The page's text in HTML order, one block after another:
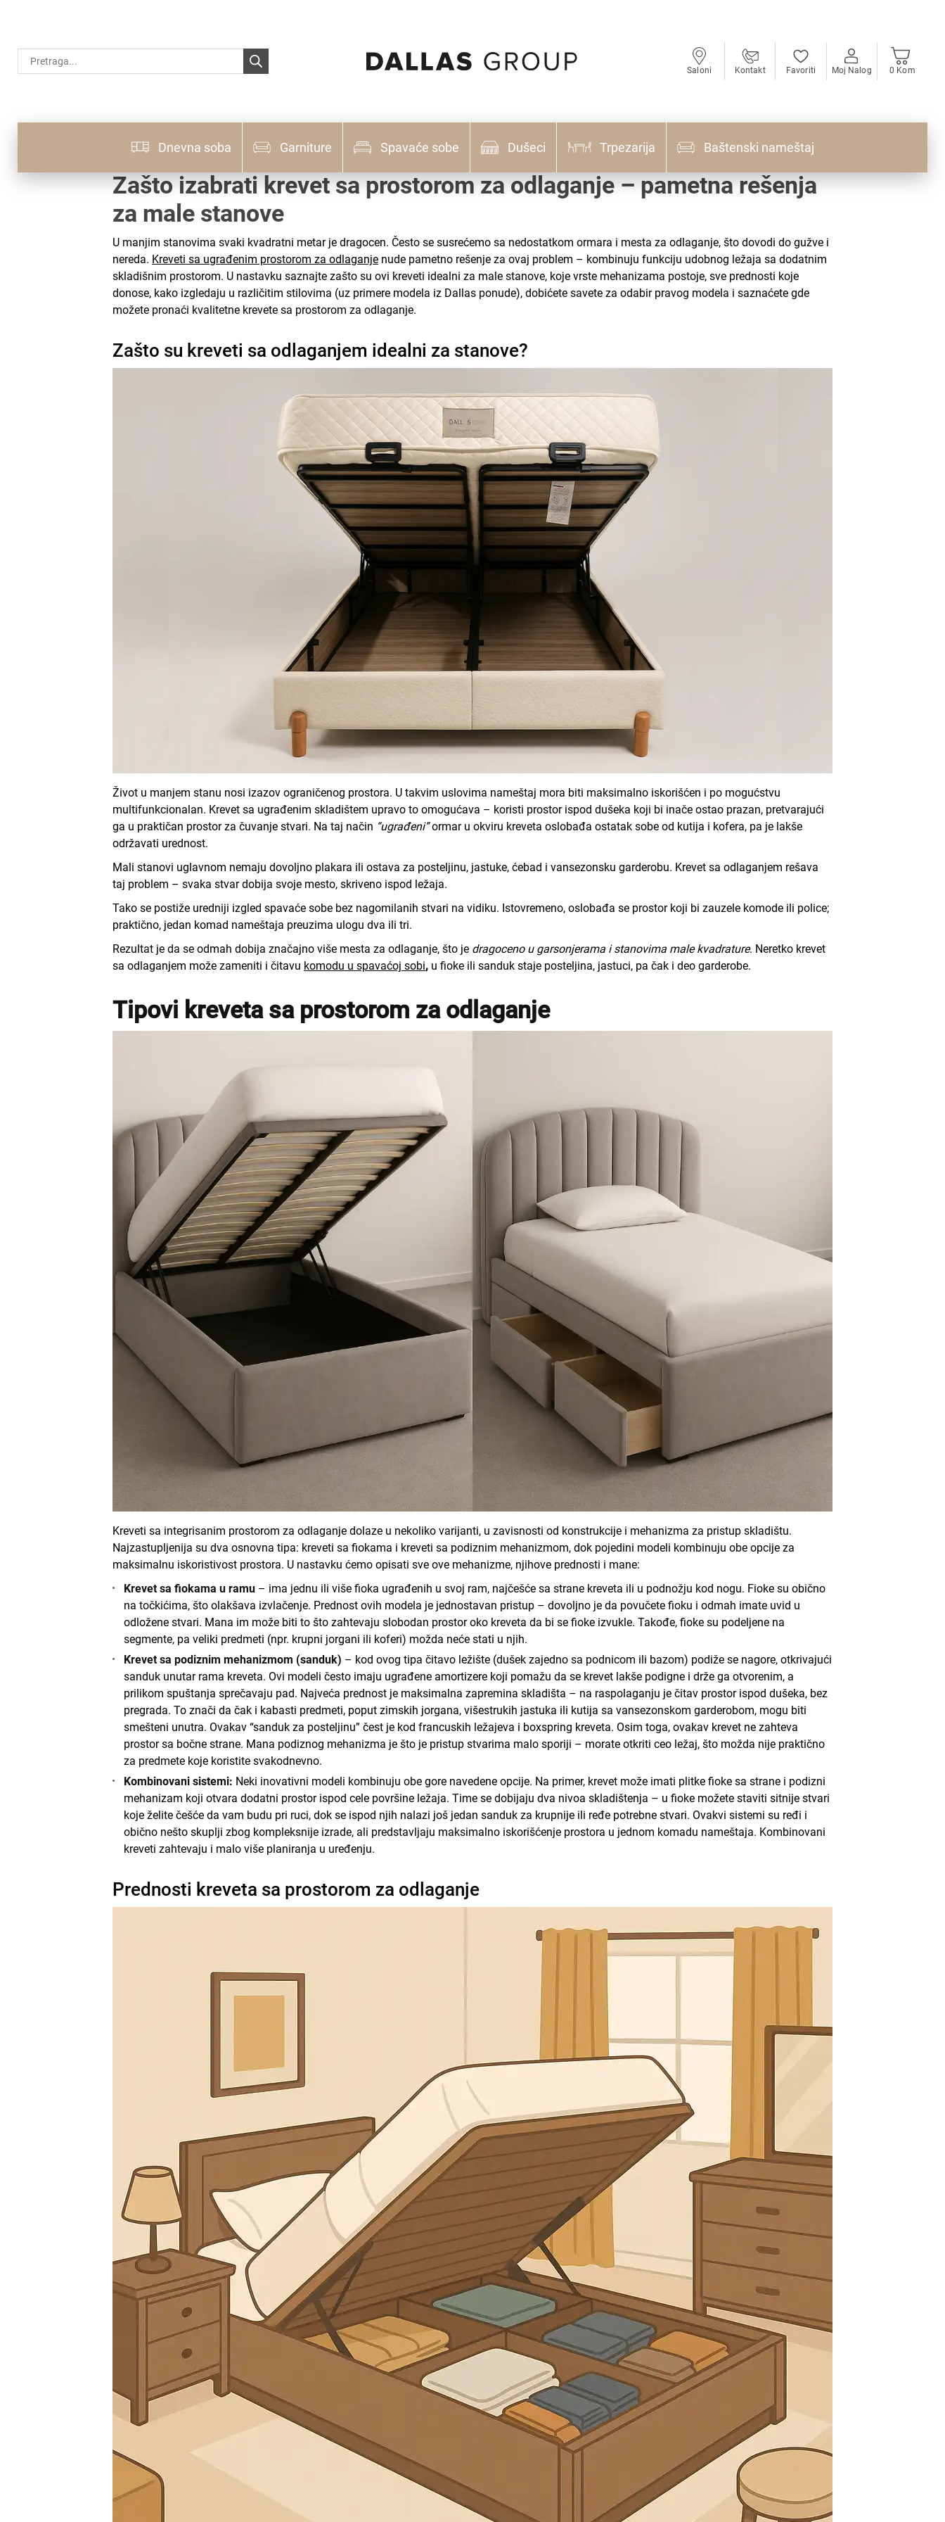
Products
search
Saloni Kontakt Favoriti Moj Nalog 0 Kom
Dnevna soba Garniture Spavaće sobe Dušeci Trpezarija Baštenski nameštaj
Zašto izabrati krevet sa prostorom za odlaganje – pametna rešenja
za male stanove
U manjim stanovima svaki kvadratni metar je dragocen. Često se susrećemo sa nedostatkom ormara i mesta za odlaganje, što dovodi do gužve i
nereda. Kreveti sa ugrađenim prostorom za odlaganje nude pametno rešenje za ovaj problem – kombinuju funkciju udobnog ležaja sa dodatnim
skladišnim prostorom. U nastavku saznajte zašto su ovi kreveti idealni za male stanove, koje vrste mehanizama postoje, sve prednosti koje
donose, kako izgledaju u različitim stilovima (uz primere modela iz Dallas ponude), dobićete savete za odabir pravog modela i saznaćete gde
možete pronaći kvalitetne krevete sa prostorom za odlaganje.
Zašto su kreveti sa odlaganjem idealni za stanove?
Život u manjem stanu nosi izazov ograničenog prostora. U takvim uslovima nameštaj mora biti maksimalno iskorišćen i po mogućstvu
multifunkcionalan. Krevet sa ugrađenim skladištem upravo to omogućava – koristi prostor ispod dušeka koji bi inače ostao prazan, pretvarajući
ga u praktičan prostor za čuvanje stvari. Na taj način “ugrađeni”ormar u okviru kreveta oslobađa ostatak sobe od kutija i kofera, pa je lakše
održavati urednost.
Mali stanovi uglavnom nemaju dovoljno plakara ili ostava za posteljinu, jastuke, ćebad i vansezonsku garderobu. Krevet sa odlaganjem rešava
taj problem – svaka stvar dobija svoje mesto, skriveno ispod ležaja.
Tako se postiže uredniji izgled spavaće sobe bez nagomilanih stvari na vidiku. Istovremeno, oslobađa se prostor koji bi zauzele komode ili police;
praktično, jedan komad nameštaja preuzima ulogu dva ili tri.
Rezultat je da se odmah dobija značajno više mesta za odlaganje, što je dragoceno u garsonjerama i stanovima male kvadrature. Neretko krevet
sa odlaganjem može zameniti i čitavu komodu u spavaćoj sobi, u fioke ili sanduk staje posteljina, jastuci, pa čak i deo garderobe.
Tipovi kreveta sa prostorom za odlaganje
Kreveti sa integrisanim prostorom za odlaganje dolaze u nekoliko varijanti, u zavisnosti od konstrukcije i mehanizma za pristup skladištu.
Najzastupljenija su dva osnovna tipa: kreveti sa fiokama i kreveti sa podiznim mehanizmom, dok pojedini modeli kombinuju obe opcije za
maksimalnu iskoristivost prostora. U nastavku ćemo opisati sve ove mehanizme, njihove prednosti i mane:
Krevet sa fiokama u ramu – ima jednu ili više fioka ugrađenih u svoj ram, najčešće sa strane kreveta ili u podnožju kod nogu. Fioke su obično
na točkićima, što olakšava izvlačenje. Prednost ovih modela je jednostavan pristup – dovoljno je da povučete fioku i odmah imate uvid u
odložene stvari. Mana im može biti to što zahtevaju slobodan prostor oko kreveta da bi se fioke izvukle. Takođe, fioke su podeljene na
segmente, pa veliki predmeti (npr. krupni jorgani ili koferi) možda neće stati u njih.
Krevet sa podiznim mehanizmom (sanduk) – kod ovog tipa čitavo ležište (dušek zajedno sa podnicom ili bazom) podiže se nagore, otkrivajući
sanduk unutar rama kreveta. Ovi modeli često imaju ugrađene amortizere koji pomažu da se krevet lakše podigne i drže ga otvorenim, a
prilikom spuštanja sprečavaju pad. Najveća prednost je maksimalna zapremina skladišta – na raspolaganju je čitav prostor ispod dušeka, bez
pregrada. To znači da čak i kabasti predmeti, poput zimskih jorgana, višestrukih jastuka ili kutija sa vansezonskom garderobom, mogu biti
smešteni unutra. Ovakav “sanduk za posteljinu” čest je kod francuskih ležajeva i boxspring kreveta. Osim toga, ovakav krevet ne zahteva
prostor sa bočne strane. Mana podiznog mehanizma je što je pristup stvarima malo sporiji – morate otkriti ceo ležaj, što možda nije praktično
za predmete koje koristite svakodnevno.
Kombinovani sistemi: Neki inovativni modeli kombinuju obe gore navedene opcije. Na primer, krevet može imati plitke fioke sa strane i podizni
mehanizam koji otvara dodatni prostor ispod cele površine ležaja. Time se dobijaju dva nivoa skladištenja – u fioke možete staviti sitnije stvari
koje želite češće da vam budu pri ruci, dok se ispod njih nalazi još jedan sanduk za krupnije ili ređe potrebne stvari. Ovakvi sistemi su ređi i
obično nešto skuplji zbog kompleksnije izrade, ali predstavljaju maksimalno iskorišćenje prostora u jednom komadu nameštaja. Kombinovani
kreveti zahtevaju i malo više planiranja u uređenju.
Prednosti kreveta sa prostorom za odlaganje